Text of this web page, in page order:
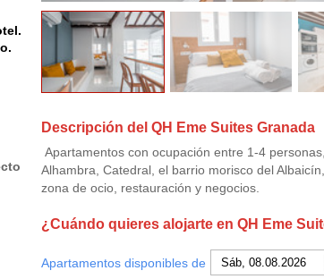
Descripción del QH Eme Suites Granada
Apartamentos con ocupación entre 1-4
Alhambra, Catedral, el barrio morisco del
zona de ocio, restauración y negocios.
¿Cuándo quieres alojarte en QH Eme
Apartamentos disponibles de